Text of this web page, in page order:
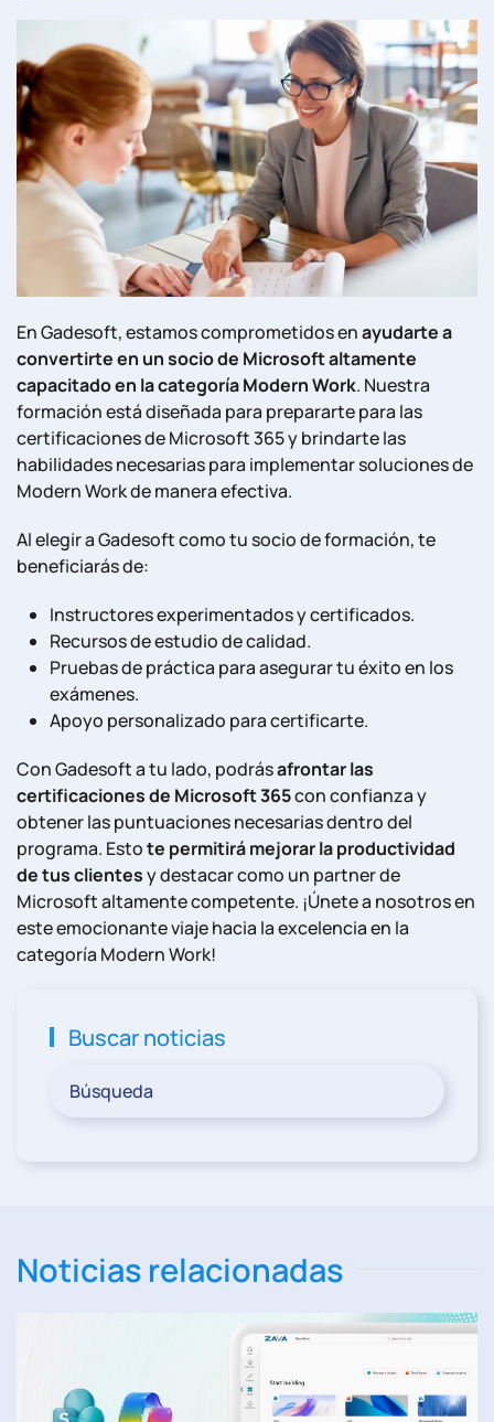
En Gadesoft, estamos comprometidos enayudarte a
convertirte en un socio de Microsoft altamente
capacitado en la categoría Modern Work. Nuestra
formación está diseñada para prepararte para las
certificaciones de Microsoft 365 y brindarte las
habilidades necesarias para implementar soluciones de
Modern Work de manera efectiva.
Al elegir a Gadesoft como tu socio de formación, te
beneficiarás de:
Instructores experimentados y certificados.
Recursos de estudio de calidad.
Pruebas de práctica para asegurar tu éxito en los
exámenes.
Apoyo personalizado para certificarte.
Con Gadesoft a tu lado, podrásafrontar las
certificaciones de Microsoft 365con confianza y
obtener las puntuaciones necesarias dentro del
programa. Estote permitirá mejorar la productividad
de tus clientesy destacar como un partner de
Microsoft altamente competente. ¡Únete a nosotros en
este emocionante viaje hacia la excelencia en la
categoría Modern Work!
Buscar noticias
Noticias relacionadas